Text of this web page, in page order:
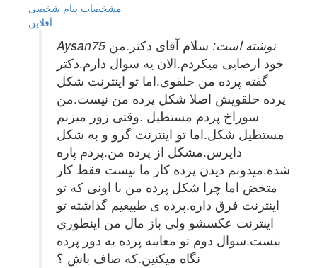
مشخصات پیام شخصی
آفلاين
Aysan75 نوشته است: سلام آقای دکتر.من
خود ارصایی میکردم.الان یه سوال دارم.دکتر
گفته پرده من حلقوی.اما تو اینترنت شکل
پرده حلقویش اصلا شکل پرده من نیست.من
سوراخ پردم مستطیل .وقتی زور میزنم
مستطیل شکل.اما تو اینترنت گرو و به شکل
دایرس.مشکل از پرده من.پردم پاره
شده.میدونم دیدن پرده کار ما نیست فقط کار
متخض اما چرا شکل پرده من با اونی که تو
اینترنت فرق داره.پرده ی طبیعیم گذاشته تو
اینترنت عکسشو ولی باز مال من اینطوری
نیست.سوال دوم تو معاینه پرده به دور پرده
نگاه میکنین.که صاف باش ؟